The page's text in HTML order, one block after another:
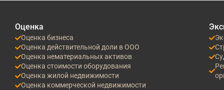
Оценка
Оценка бизнеса
Оценка действительной доли в ООО
Оценка нематериальных активов
Оценка стоимости оборудования
Оценка жилой недвижимости
Оценка коммерческой недвижимости